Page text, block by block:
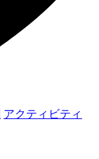
アクティビティ